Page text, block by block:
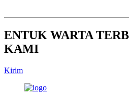
ENTUK WARTA
KAMI
Kirim